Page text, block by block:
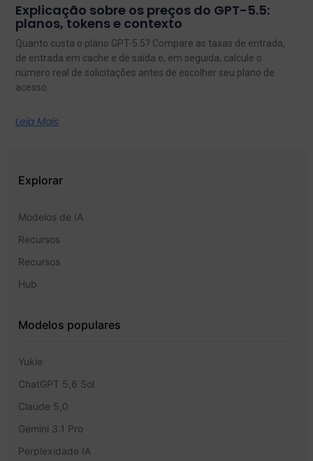
Explicação sobre os preços do GPT-5.5:
planos, tokens e contexto
Quanto custa o plano GPT-5.5? Compare as taxas de entrada,
de entrada em cache e de saída e, em seguida, calcule o
número real de solicitações antes de escolher seu plano de
acesso.
Leia Mais
Explorar
Modelos de IA
Recursos
Recursos
Hub
Modelos populares
Yukie
ChatGPT 5,6 Sol
Claude 5,0
Gemini 3.1 Pro
Perplexidade IA